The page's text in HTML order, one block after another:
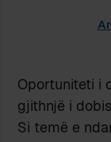
Oportuniteti i
gjithnjë i
Si temë e